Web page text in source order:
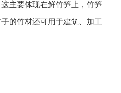
主要体现在鲜竹笋上，竹笋
的竹材还可用于建筑、加工